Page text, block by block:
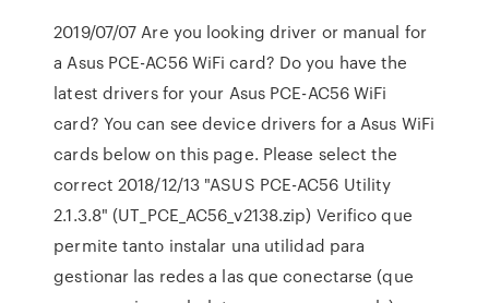
2019/07/07 Are you looking driver or manual for
a Asus PCE-AC56 WiFi card? Do you have the
latest drivers for your Asus PCE-AC56 WiFi
card? You can see device drivers for a Asus WiFi
cards below on this page. Please select the
correct 2018/12/13 "ASUS PCE-AC56 Utility
2.1.3.8" (UT_PCE_AC56_v2138.zip) Verifico que
permite tanto instalar una utilidad para
gestionar las redes a las que conectarse (que